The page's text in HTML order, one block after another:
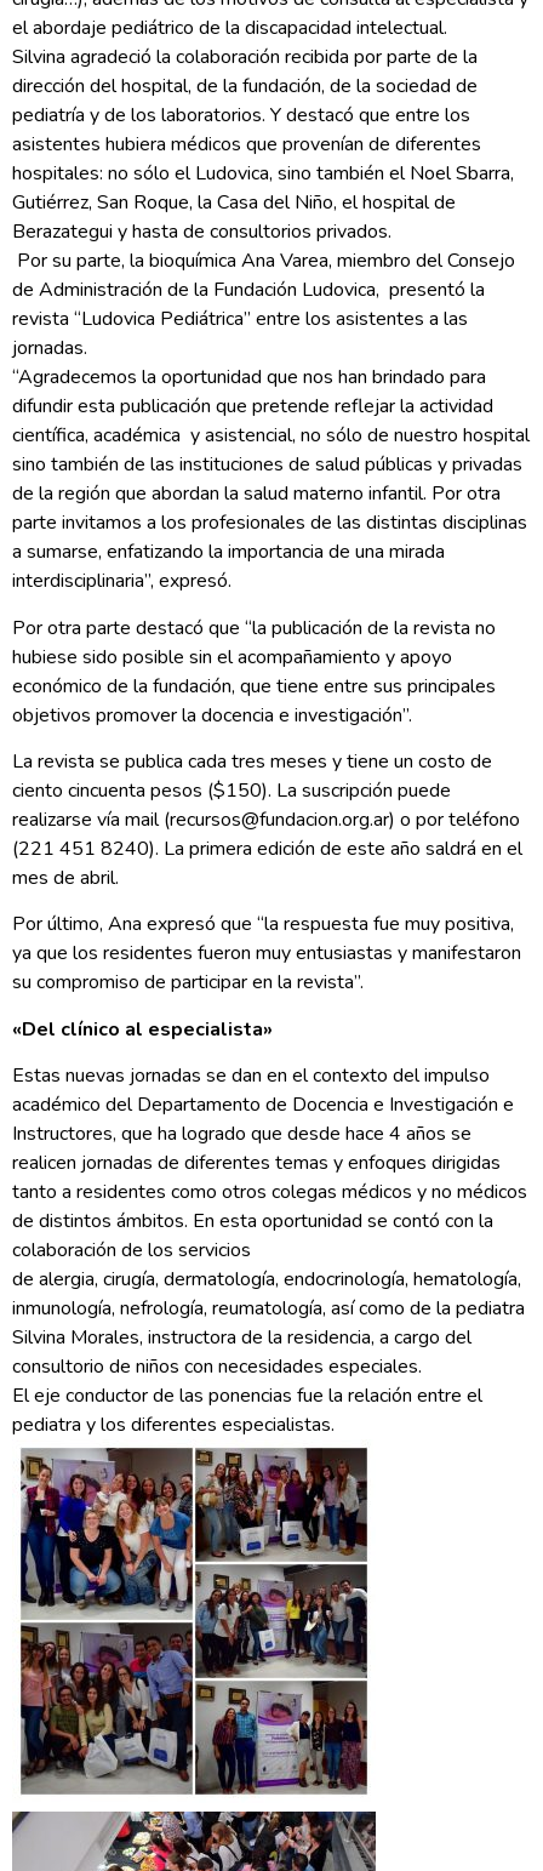
el abordaje pediátrico de la discapacidad intelectual.
Silvina agradeció la colaboración recibida por parte de la
dirección del hospital, de la fundación, de la sociedad de
pediatría y de los laboratorios. Y destacó que entre los
asistentes hubiera médicos que provenían de diferentes
hospitales: no sólo el Ludovica, sino también el Noel Sbarra,
Gutiérrez, San Roque, la Casa del Niño, el hospital de
Berazategui y hasta de consultorios privados.
Por su parte, la bioquímica Ana Varea, miembro del Consejo
de Administración de la Fundación Ludovica, presentó la
revista “Ludovica Pediátrica” entre los asistentes a las
jornadas.
“Agradecemos la oportunidad que nos han brindado para
difundir esta publicación que pretende reflejar la actividad
científica, académica y asistencial, no sólo de nuestro hospital
sino también de las instituciones de salud públicas y privadas
de la región que abordan la salud materno infantil. Por otra
parte invitamos a los profesionales de las distintas disciplinas
a sumarse, enfatizando la importancia de una mirada
interdisciplinaria”, expresó.
Por otra parte destacó que “la publicación de la revista no
hubiese sido posible sin el acompañamiento y apoyo
económico de la fundación, que tiene entre sus principales
objetivos promover la docencia e investigación”.
La revista se publica cada tres meses y tiene un costo de
ciento cincuenta pesos ($150). La suscripción puede
realizarse vía mail (recursos@fundacion.org.ar) o por teléfono
(221 451 8240). La primera edición de este año saldrá en el
mes de abril.
Por último, Ana expresó que “la respuesta fue muy positiva,
ya que los residentes fueron muy entusiastas y manifestaron
su compromiso de participar en la revista”.
«Del clínico al especialista»
Estas nuevas jornadas se dan en el contexto del impulso
académico del Departamento de Docencia e Investigación e
Instructores, que ha logrado que desde hace 4 años se
realicen jornadas de diferentes temas y enfoques dirigidas
tanto a residentes como otros colegas médicos y no médicos
de distintos ámbitos. En esta oportunidad se contó con la
colaboración de los servicios
de alergia, cirugía, dermatología, endocrinología, hematología,
inmunología, nefrología, reumatología, así como de la pediatra
Silvina Morales, instructora de la residencia, a cargo del
consultorio de niños con necesidades especiales.
El eje conductor de las ponencias fue la relación entre el
pediatra y los diferentes especialistas.